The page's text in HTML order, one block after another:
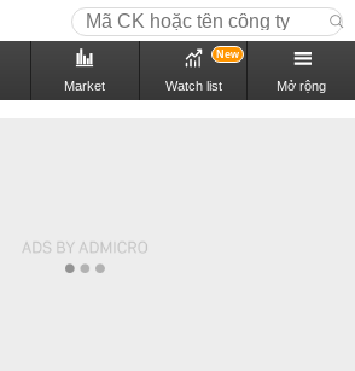
Market Watch list
New
Mở rộng